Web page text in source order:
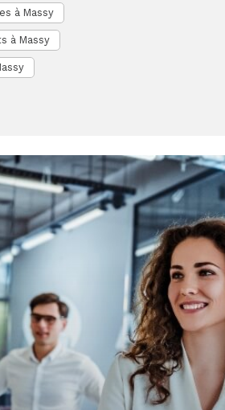
à Massy
à Massy